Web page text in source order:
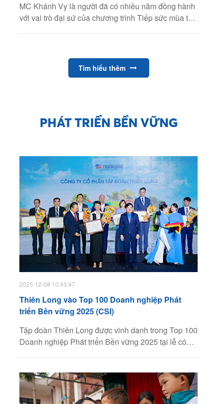
MC Khánh Vy là người đã có nhiều năm đồng hành
với vai trò đại sứ của chương trình Tiếp sức mùa thi.
Tìm hiểu thêm
PHÁT TRIỂN BỀN VỮNG
2025-12-08 10:43:47
Thiên Long vào Top 100 Doanh nghiệp Phát
triển Bền vững 2025 (CSI)
Tập đoàn Thiên Long được vinh danh trong Top 100
Doanh nghiệp Phát triển Bền vững 2025 tại lễ công
hiệu quả trong phát triển bền vững.